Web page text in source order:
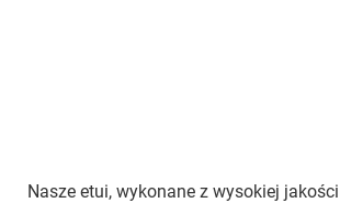
Nasze etui, wykonane z wysokiej